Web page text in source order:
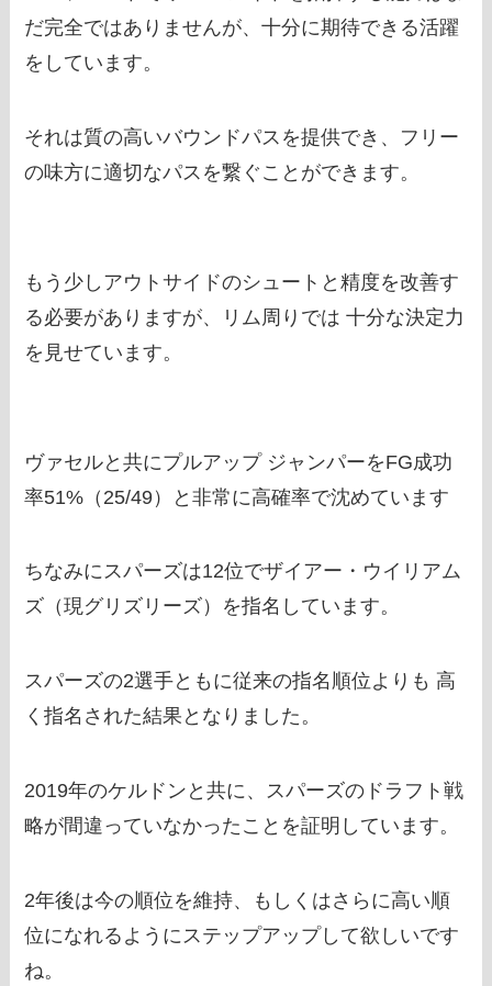
だ完全ではありませんが、十分に期待できる活躍
をしています。
それは質の高いバウンドパスを提供でき、フリー
の味方に適切なパスを繋ぐことができます。
もう少しアウトサイドのシュートと精度を改善す
る必要がありますが、リム周りでは 十分な決定力
を見せています。
ヴァセルと共にプルアップ ジャンパーをFG成功
率51%（25/49）と非常に高確率で沈めています
ちなみにスパーズは12位でザイアー・ウイリアム
ズ（現グリズリーズ）を指名しています。
スパーズの2選手ともに従来の指名順位よりも 高
く指名された結果となりました。
2019年のケルドンと共に、スパーズのドラフト戦
略が間違っていなかったことを証明しています。
2年後は今の順位を維持、もしくはさらに高い順
位になれるようにステップアップして欲しいです
ね。